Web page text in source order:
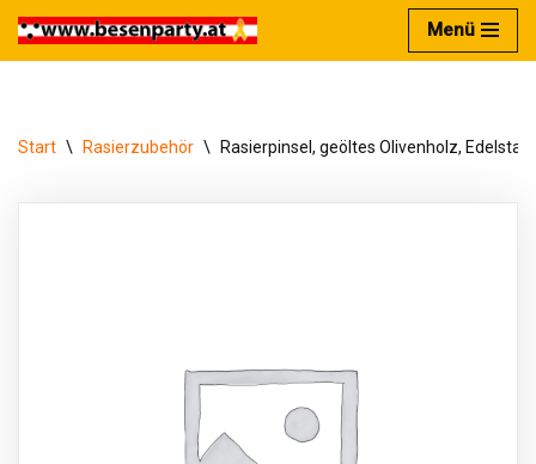
Zum
Menü
Start \ Rasierzubehör \ Rasierpinsel, geöltes Olivenholz,